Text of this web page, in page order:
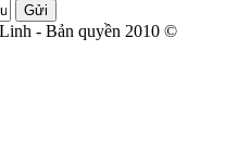
Gửi
- Bản quyền 2010 ©